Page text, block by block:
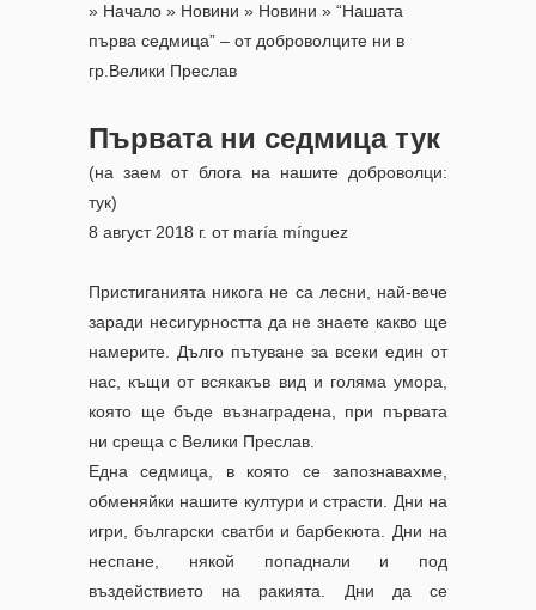
» Начало » Новини » Новини » “Нашата
първа седмица” – от доброволците ни в
гр.Велики Преслав
Първата ни седмица тук
(на заем от блога на нашите доброволци:
тук)
8 август 2018 г. отmaría mínguez
Пристиганията никога не са лесни, най-вече
заради несигурността да не знаете какво ще
намерите. Дълго пътуване за всеки един от
нас, къщи от всякакъв вид и голяма умора,
която ще бъде възнаградена, при първата
ни среща с Велики Преслав.
Една седмица, в която се запознавахме,
обменяйки нашите култури и страсти. Дни на
игри, български сватби и барбекюта. Дни на
неспане, някой попаднали и под
въздействието на ракията. Дни да се